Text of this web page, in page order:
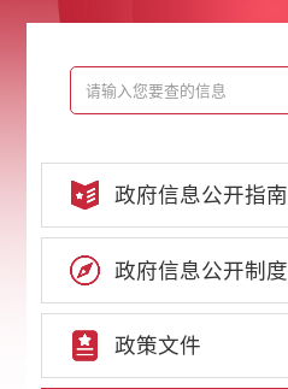
政府信息公开指南
政府信息公开制度
政策文件